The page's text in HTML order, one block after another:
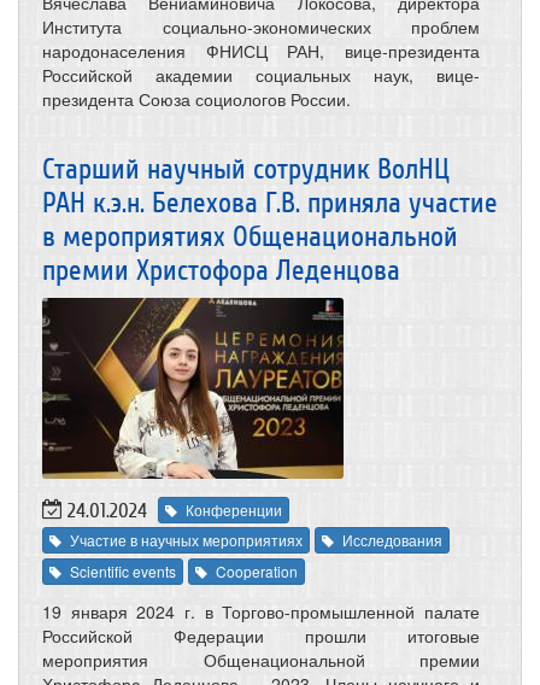
Института социально-экономических проблем
народонаселения ФНИСЦ РАН, вице-президента
Российской академии социальных наук, вице-
президента Союза социологов России.
Старший научный сотрудник ВолНЦ
РАН к.э.н. Белехова Г.В. приняла участие
в мероприятиях Общенациональной
премии Христофора Леденцова
24.01.2024
Конференции
Участие в научных мероприятиях
Исследования
Scientific events
Cooperation
19 января 2024 г. в Торгово-промышленной палате
Российской Федерации прошли итоговые
мероприятия Общенациональной премии